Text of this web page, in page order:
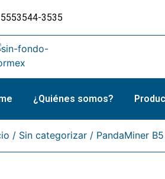
5553544-3535
¿Quiénes somos?
/ Sin categorizar / PandaMiner B5